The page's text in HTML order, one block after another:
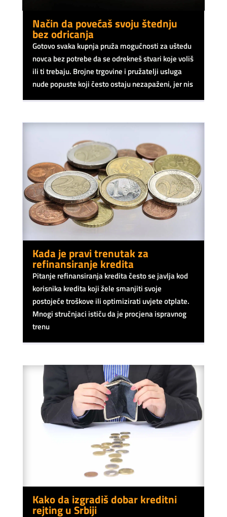
Način da povećaš svoju štednju
bez odricanja
Gotovo svaka kupnja pruža mogućnosti za uštedu
novca bez potrebe da se odrekneš stvari koje voliš
ili ti trebaju. Brojne trgovine i pružatelji usluga
nude popuste koji često ostaju nezapaženi, jer nis
Kada je pravi trenutak za
refinansiranje kredita
Pitanje refinansiranja kredita često se javlja kod
korisnika kredita koji žele smanjiti svoje
postojeće troškove ili optimizirati uvjete otplate.
Mnogi stručnjaci ističu da je procjena ispravnog
trenu
Kako da izgradiš dobar kreditni
rejting u Srbiji